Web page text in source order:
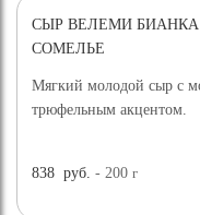
ХИТ ПРОДАЖ
СЫР ВЕЛЕМИ
СОМЕЛЬЕ
Мягкий молодой сыр с
трюфельным акцентом.
838 руб. - 200г